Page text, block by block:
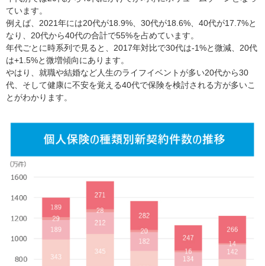
ています。
例えば、2021年には20代が18.9%、30代が18.6%、40代が17.7%と
なり、20代から40代の合計で55%を占めています。
年代ごとに時系列で見ると、2017年対比で30代は-1%と微減、20代
は+1.5%と微増傾向にあります。
やはり、就職や結婚など人生のライフイベントが多い20代から30
代、そして健康に不安を覚える40代で保険を検討される方が多いこ
とがわかります。